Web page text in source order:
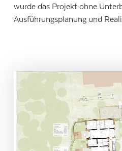
wurde das Projekt ohne
Ausführungsplanung und